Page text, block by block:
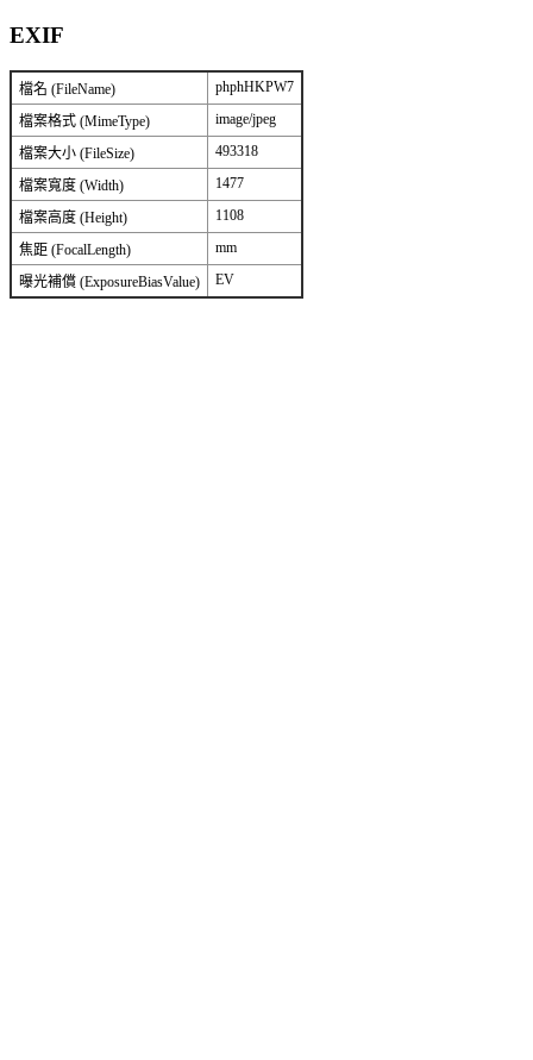
EXIF
檔名 (FileName) phphHKPW7
檔案格式 (MimeType) image/jpeg
檔案大小 (FileSize) 493318
檔案寬度 (Width) 1477
檔案高度 (Height) 1108
焦距 (FocalLength) mm
曝光補償 (ExposureBiasValue) EV